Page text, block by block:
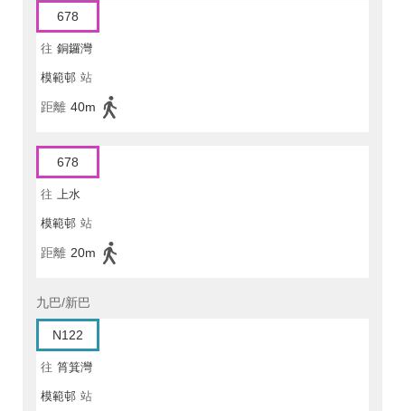
678
往 銅鑼灣
模範邨 站
距離 40m
678
往 上水
模範邨 站
距離 20m
九巴/新巴
N122
往 筲箕灣
模範邨 站